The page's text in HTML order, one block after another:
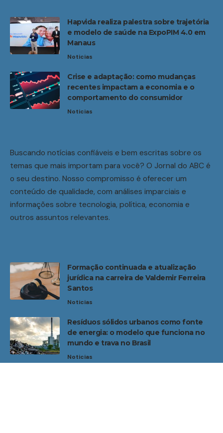
Hapvida realiza palestra sobre trajetória
e modelo de saúde na ExpoPIM 4.0 em
Manaus
Noticias
Crise e adaptação: como mudanças
recentes impactam a economia e o
comportamento do consumidor
Noticias
Buscando notícias confiáveis e bem escritas sobre os
temas que mais importam para você? O Jornal do ABC é
o seu destino. Nosso compromisso é oferecer um
conteúdo de qualidade, com análises imparciais e
informações sobre tecnologia, política, economia e
outros assuntos relevantes.
Formação continuada e atualização
jurídica na carreira de Valdemir Ferreira
Santos
Noticias
Resíduos sólidos urbanos como fonte
de energia: o modelo que funciona no
mundo e trava no Brasil
Noticias